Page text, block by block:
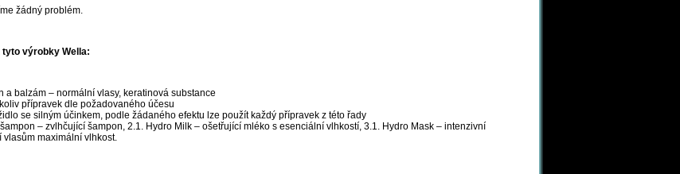
žádný problém.
tyto výrobky Wella:
a balzám – normální vlasy, keratinová substance
přípravek dle požadovaného účesu
se silným účinkem, podle žádaného efektu lze použít každý přípravek z této řady
– zvlhčující šampon, 2.1. Hydro Milk – ošetřující mléko s esenciální vlhkostí, 3.1. Hydro Mask – intenzivní
vlasům maximální vlhkost.